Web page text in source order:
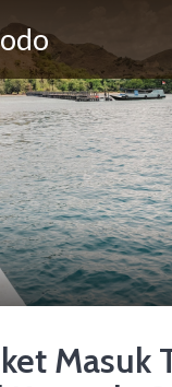
Masuk